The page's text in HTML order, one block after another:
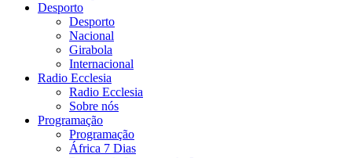
Desporto
Desporto
Nacional
Girabola
Internacional
Radio Ecclesia
Radio Ecclesia
Sobre nós
Programação
Programação
África 7 Dias